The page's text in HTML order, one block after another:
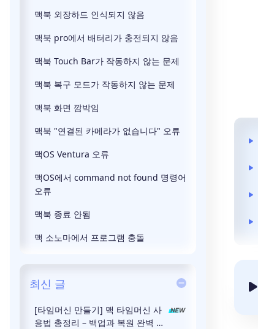
맥북 외장하드 인식되지 않음
맥북 pro에서 배터리가 충전되지 않음
맥북 Touch Bar가 작동하지 않는 문제
맥북 복구 모드가 작동하지 않는 문제
맥북 화면 깜박임
맥북 "연결된 카메라가 없습니다" 오류
맥OS Ventura 오류
맥OS에서 command not found 명령어
오류
맥북 종료 안됨
맥 소노마에서 프로그램 충돌
최신 글
[타임머신 만들기] 맥 타임머신 사
용법 총정리 – 백업과 복원 완벽 가